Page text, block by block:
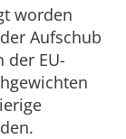
worden
Aufschub
der EU-